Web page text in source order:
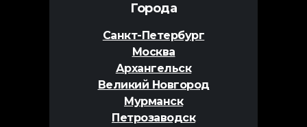
Города
Санкт-Петербург
Москва
Архангельск
Великий Новгород
Мурманск
Петрозаводск